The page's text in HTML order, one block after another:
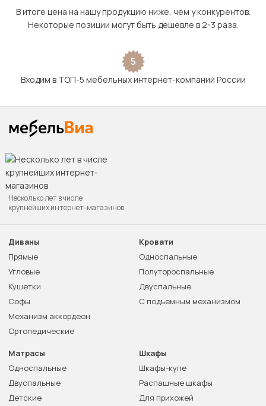
В итоге цена на нашу продукцию ниже, чем у конкурентов.
Некоторые позиции могут быть дешевле в 2-3 раза.
5
Входим в ТОП-5 мебельных интернет-компаний России
Несколько лет в числе
крупнейших интернет-магазинов
Диваны
Прямые
Угловые
Кушетки
Софы
Механизм аккордеон
Ортопедические
Кровати
Односпальные
Полутороспальные
Двуспальные
С подъемным механизмом
Матрасы
Односпальные
Двуспальные
Детские
Шкафы
Шкафы-купе
Распашные шкафы
Для прихожей